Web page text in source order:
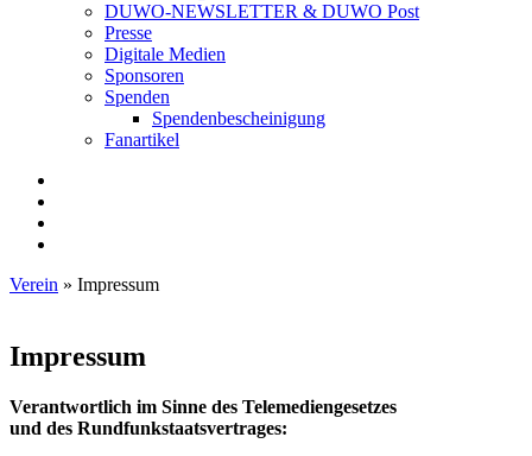
DUWO-NEWSLETTER & DUWO Post
Presse
Digitale Medien
Sponsoren
Spenden
Spendenbescheinigung
Fanartikel
Verein » Impressum
Impressum
Verantwortlich im Sinne des Telemediengesetzes
und des Rundfunkstaatsvertrages: